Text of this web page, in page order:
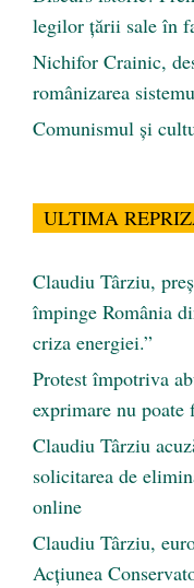
legilor țării sale în
Nichifor Crainic,
românizarea
Comunismul şi
ULTIMA
Claudiu Târziu,
împinge România
criza energiei.”
Protest împotriva
exprimare nu poate
Claudiu Târziu
solicitarea de
online
Claudiu Târziu,
Acțiunea